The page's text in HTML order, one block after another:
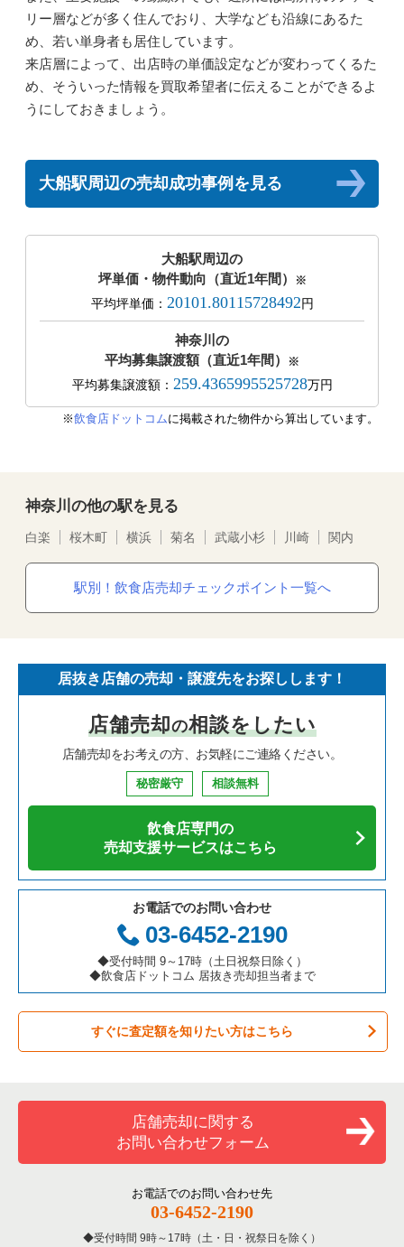
リー層などが多く住んでおり、大学なども沿線にあるた
め、若い単身者も居住しています。
来店層によって、出店時の単価設定などが変わってくるた
め、そういった情報を買取希望者に伝えることができるよ
うにしておきましょう。
大船駅周辺の売却成功事例を見る
大船駅周辺の
坪単価・物件動向（直近1年間）
※
平均坪単価： 20101.80115728492円
神奈川の
平均募集譲渡額（直近1年間）
※
平均募集譲渡額： 259.4365995525728万円
※飲食店ドットコムに掲載された物件から算出しています。
神奈川の他の駅を見る
白楽 桜木町 横浜 菊名 武蔵小杉 川崎 関内
駅別！飲食店売却チェックポイント一覧へ
居抜き店舗の売却・譲渡先をお探しします！
店舗売却の相談をしたい
店舗売却をお考えの方、お気軽にご連絡ください。
秘密厳守 相談無料
飲食店専門の
売却支援サービスはこちら
お電話でのお問い合わせ
03-6452-2190
◆受付時間 9～17時（土日祝祭日除く）
◆飲食店ドットコム 居抜き売却担当者まで
すぐに査定額を知りたい方はこちら
店舗売却に関する
お問い合わせフォーム
お電話でのお問い合わせ先
03-6452-2190
受付時間 9時～17時（土・日・祝祭日を除く）